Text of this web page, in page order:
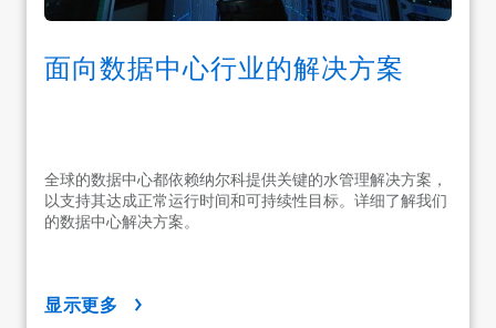
面向数据中心行业的解决方案
全球的数据中心都依赖纳尔科提供关键的水管理解决方案，
以支持其达成正常运行时间和可持续性目标。详细了解我们
的数据中心解决方案。
显示更多